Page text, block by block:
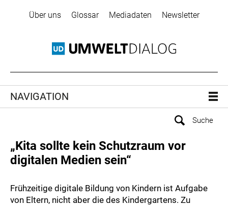
Über uns Glossar Mediadaten Newsletter
NAVIGATION
„Kita sollte kein Schutzraum vor
digitalen Medien sein“
Frühzeitige digitale Bildung von Kindern ist Aufgabe
von Eltern, nicht aber die des Kindergartens. Zu